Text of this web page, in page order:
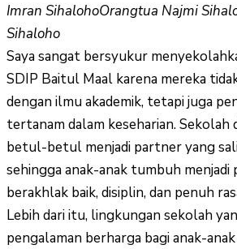
Imran SihalohoOrangtua Najmi
Sihaloho
Saya sangat bersyukur
SDIP Baitul Maal karena mereka
dengan ilmu akademik, tetapi juga
tertanam dalam keseharian. Sekolah
betul-betul menjadi partner yang
sehingga anak-anak tumbuh menjadi
berakhlak baik, disiplin, dan penuh
Lebih dari itu, lingkungan sekolah
pengalaman berharga bagi anak-